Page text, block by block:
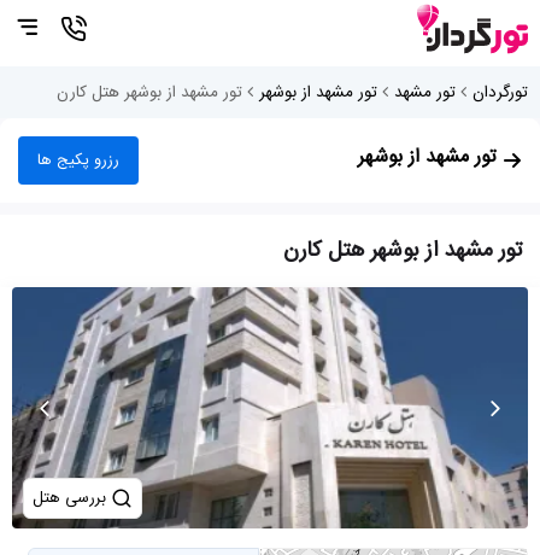
تورگردان تور مشهد تور مشهد از بوشهر تور مشهد از بوشهر هتل کارن
تور مشهد از بوشهر رزرو پکیج ها
تور مشهد از بوشهر هتل کارن
بررسی هتل